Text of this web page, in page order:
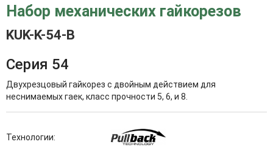
Набор механических гайкорезов
KUK-K-54-B
Серия 54
Двухрезцовый гайкорез с двойным действием для
неснимаемых гаек, класс прочности 5, 6, и 8.
Технологии: